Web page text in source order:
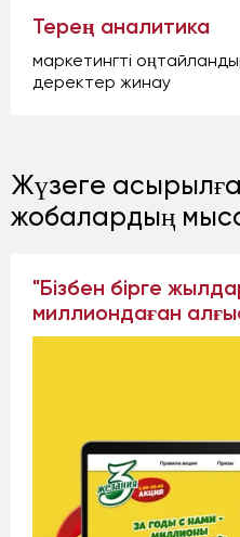
Терең аналитика
маркетингті
деректер жинау
Жүзеге
жобалардың
"Бізбен бірге
миллиондаған